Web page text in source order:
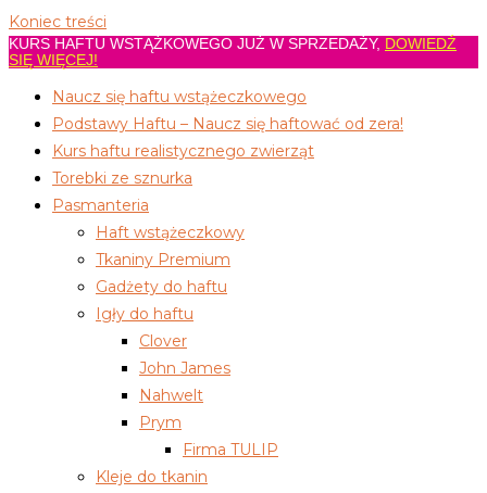
Koniec treści
KURS HAFTU WSTĄŻKOWEGO JUŻ W SPRZEDAŻY, DOWIEDŹ
SIĘ WIĘCEJ!
Naucz się haftu wstążeczkowego
Podstawy Haftu – Naucz się haftować od zera!
Kurs haftu realistycznego zwierząt
Torebki ze sznurka
Pasmanteria
Haft wstążeczkowy
Tkaniny Premium
Gadżety do haftu
Igły do haftu
Clover
John James
Nahwelt
Prym
Firma TULIP
Kleje do tkanin